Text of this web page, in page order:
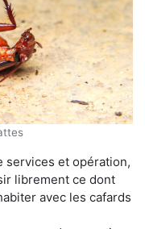
services et opération,
librement ce dont
avec les cafards